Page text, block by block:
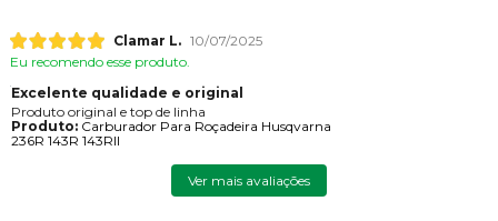
Clamar L. 10/07/2025
Eu recomendo esse produto.
Excelente qualidade e original
Produto original e top de linha
Produto:Carburador Para Roçadeira Husqvarna
236R 143R 143RII
Ver mais avaliações